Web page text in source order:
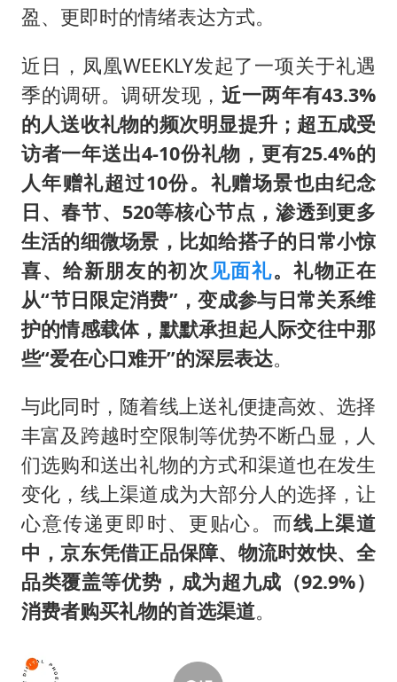
盈、更即时的情绪表达方式。
近日，凤凰WEEKLY发起了一项关于礼遇
季的调研。调研发现，近一两年有43.3%
的人送收礼物的频次明显提升；超五成受
访者一年送出4-10份礼物，更有25.4%的
人年赠礼超过10份。礼赠场景也由纪念
日、春节、520等核心节点，渗透到更多
生活的细微场景，比如给搭子的日常小惊
喜、给新朋友的初次见面礼。礼物正在
从“节日限定消费”，变成参与日常关系维
护的情感载体，默默承担起人际交往中那
些“爱在心口难开”的深层表达。
与此同时，随着线上送礼便捷高效、选择
丰富及跨越时空限制等优势不断凸显，人
们选购和送出礼物的方式和渠道也在发生
变化，线上渠道成为大部分人的选择，让
心意传递更即时、更贴心。而线上渠道
中，京东凭借正品保障、物流时效快、全
品类覆盖等优势，成为超九成（92.9%）
消费者购买礼物的首选渠道。